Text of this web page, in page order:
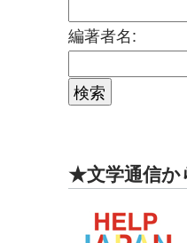
編著者名:
★文学通信か